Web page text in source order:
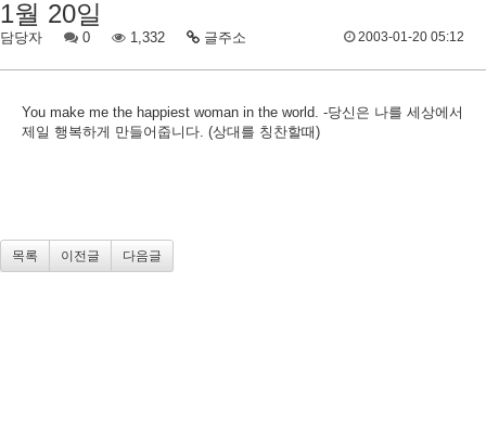
1월 20일
담당자 0 1,332 글주소 2003-01-20 05:12
You make me the happiest woman in the world. -당신은 나를 세상에서
제일 행복하게 만들어줍니다. (상대를 칭찬할때)
목록 이전글 다음글